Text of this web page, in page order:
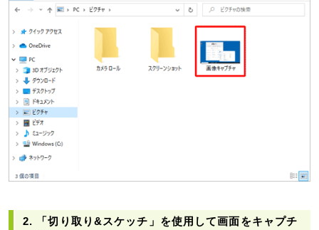
2. 「切り取り&スケッチ」を使用して画面をキャプチ